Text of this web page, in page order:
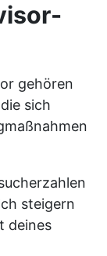
gehören
sich
steigern
deines